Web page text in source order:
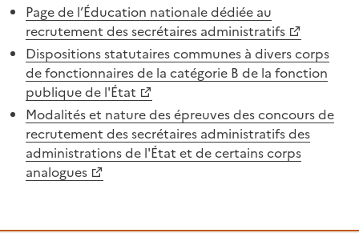
Page de l’Éducation nationale dédiée au
recrutement des secrétaires administratifs
Dispositions statutaires communes à divers corps
de fonctionnaires de la catégorie B de la fonction
publique de l'État
Modalités et nature des épreuves des concours de
recrutement des secrétaires administratifs des
administrations de l'État et de certains corps
analogues